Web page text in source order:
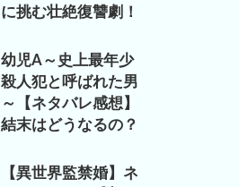
に挑む壮絶復讐劇！
幼児A～史上最年少
殺人犯と呼ばれた男
～【ネタバレ感想】
結末はどうなるの？
【異世界監禁婚】ネ